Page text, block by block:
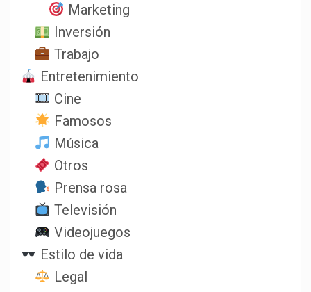
Marketing
Inversión
Trabajo
Entretenimiento
Cine
Famosos
Música
Otros
Prensa rosa
Televisión
Videojuegos
Estilo de vida
Legal